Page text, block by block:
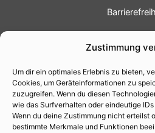
Zustimmung
Um dir ein optimales Erlebnis zu bieten,
Cookies, um Geräteinformationen zu
zuzugreifen. Wenn du diesen
wie das Surfverhalten oder eindeutige
Wenn du deine Zustimmung nicht erteilst
bestimmte Merkmale und Funktionen
Fotoservice
Werbung